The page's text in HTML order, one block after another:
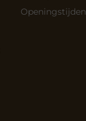
Openingstijden